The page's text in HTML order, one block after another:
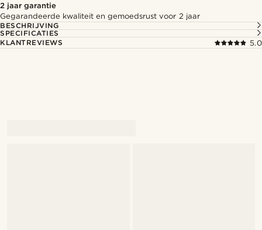
2 jaar garantie
Gegarandeerde kwaliteit en gemoedsrust voor 2 jaar
BESCHRIJVING
SPECIFICATIES
KLANTREVIEWS
5.0